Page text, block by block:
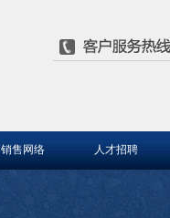
销售网络 人才招聘